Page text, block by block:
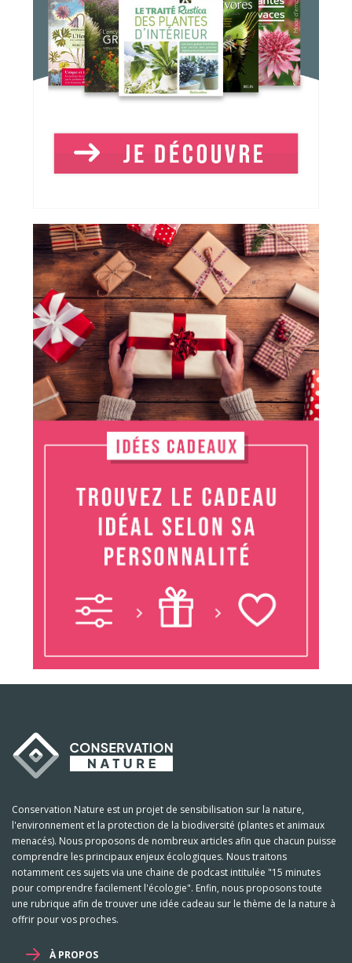
Conservation Nature est un projet de sensibilisation sur la nature,
l'environnement et la protection de la biodiversité (plantes et animaux
menacés). Nous proposons de nombreux articles afin que chacun puisse
comprendre les principaux enjeux écologiques. Nous traitons
notamment ces sujets via une chaine de podcast intitulée "15 minutes
pour comprendre facilement l'écologie". Enfin, nous proposons toute
une rubrique afin de trouver une idée cadeau sur le thème de la nature à
offrir pour vos proches.
À PROPOS